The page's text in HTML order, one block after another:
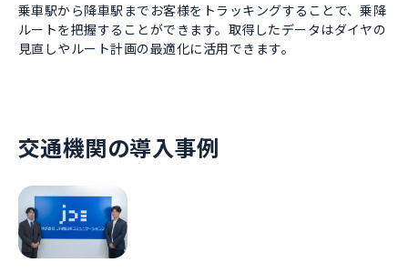
乗車駅から降車駅までお客様をトラッキングすることで、乗降
ルートを把握することができます。取得したデータはダイヤの
見直しやルート計画の最適化に活用できます。
交通機関の導入事例